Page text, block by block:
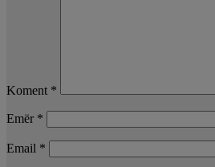
Koment *
Emër *
Email *